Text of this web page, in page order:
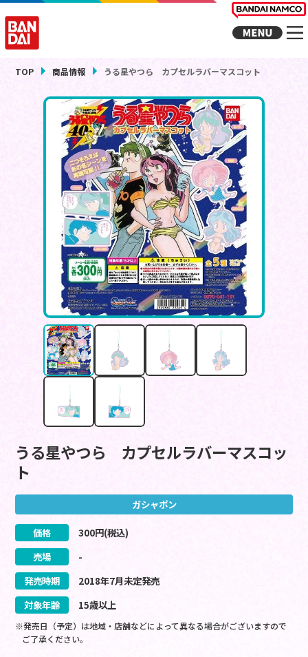
TOP 商品情報 うる星やつら カプセルラバーマスコット
うる星やつら カプセルラバーマスコッ
ト
ガシャポン
価格 300円(税込)
売場
-
発売時期
2018年7月未定発売
対象年齢
15歳以上
※発売日（予定）は地域・店舗などによって異なる場合がございますので
ご了承ください。